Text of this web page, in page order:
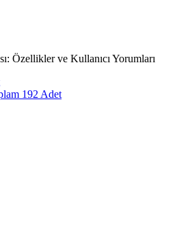
Özellikler ve Kullanıcı Yorumları
192 Adet